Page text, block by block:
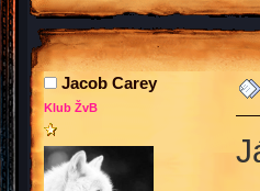
Jacob Carey
Klub ŽvB